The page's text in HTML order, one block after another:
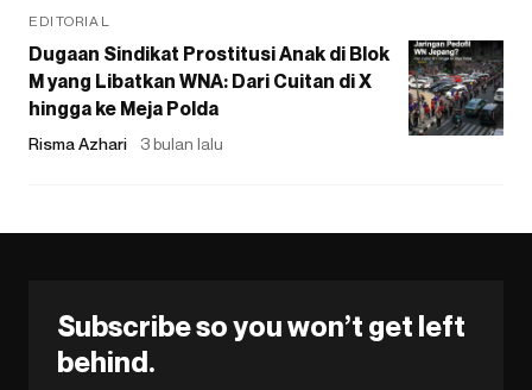
EDITORIAL
Dugaan Sindikat Prostitusi Anak di Blok
M yang Libatkan WNA: Dari Cuitan di X
hingga ke Meja Polda
Risma Azhari 3 bulan lalu
Subscribe so you won’t get left
behind.